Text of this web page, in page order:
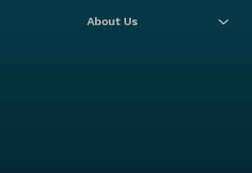
About Us